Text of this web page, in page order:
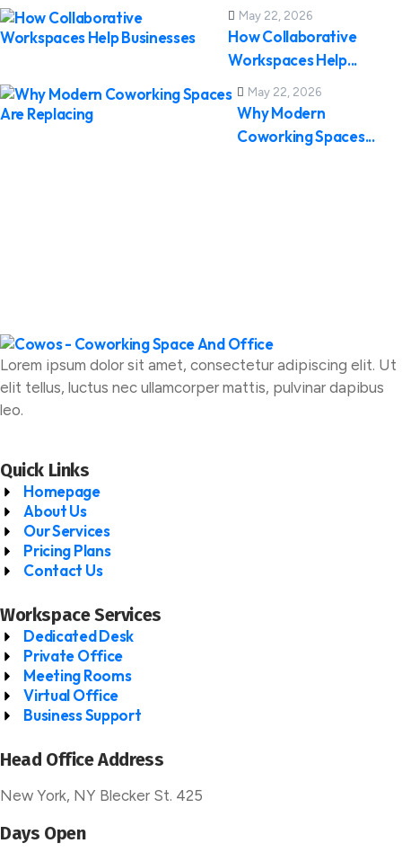
May 22, 2026
How Collaborative
Workspaces Help...
May 22, 2026
Why Modern
Coworking Spaces...
Lorem ipsum dolor sit amet, consectetur adipiscing elit. Ut
elit tellus, luctus nec ullamcorper mattis, pulvinar dapibus
leo.
Quick Links
Homepage
About Us
Our Services
Pricing Plans
Contact Us
Workspace Services
Dedicated Desk
Private Office
Meeting Rooms
Virtual Office
Business Support
Head Office Address
New York, NY Blecker St. 425
Days Open